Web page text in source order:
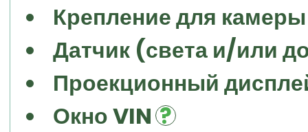
Крепление для
Датчик (света и/или
Проекционный
Окно VIN